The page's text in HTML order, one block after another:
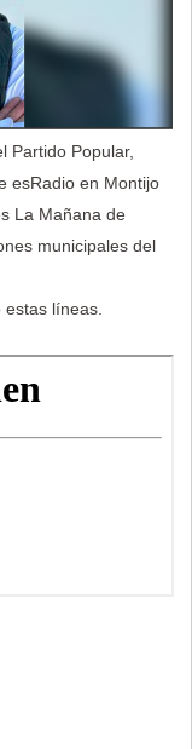
Partido Popular,
esRadio en Montijo
La Mañana de
municipales del
líneas.